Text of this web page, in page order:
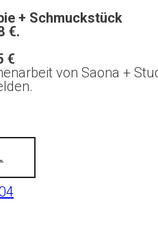
+ Schmuckstück
118 €. Dieses
€
von Saona +